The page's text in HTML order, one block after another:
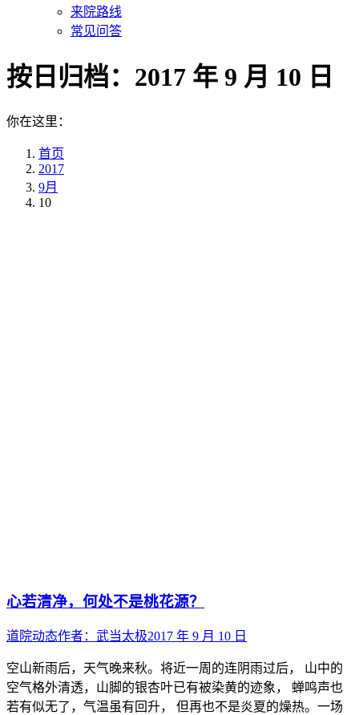
来院路线
常见问答
按日归档： 2017 年 9 月 10 日
你在这里：
首页
2017
9月
10
心若清净，何处不是桃花源？
道院动态作者： 武当太极2017 年 9 月 10 日
空山新雨后，天气晚来秋。将近一周的连阴雨过后， 山中的
空气格外清透，山脚的银杏叶已有被染黄的迹象， 蝉鸣声也
若有似无了，气温虽有回升， 但再也不是炎夏的燥热。一场